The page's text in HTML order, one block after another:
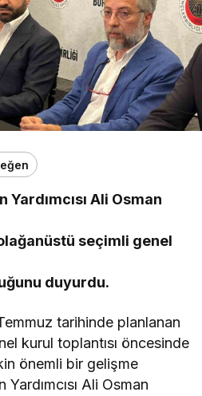
Ali Osman
seçimli genel
duyurdu.
tarihinde planlanan
kurul toplantısı öncesinde
önemli bir gelişme
Ali Osman